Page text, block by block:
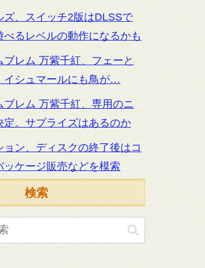
ズ、スイッチ2版はDLSSで
るレベルの動作になるかも
ブレム 万紫千紅、フェーと
イシュマールにも鳥が…
ブレム 万紫千紅、専用のニ
定。サプライズはあるのか
ョン、ディスクの終了後はコ
ッケージ販売などを模索
検索